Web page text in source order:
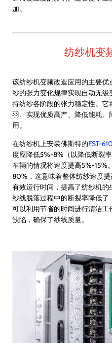
加。
纺纱机变
该纺纱机变频改造应用的主要
纱的张力变化规律实现自动无
持纺纱各阶段的张力稳定性。
羽、实现优质高产、降低能耗
用。
在纺纱机上安装佛斯特的FST-
度应降低5%-8%（以降低断裂
车辆的情况将速度提高5%-15%
80%，这意味着整体纺纱速度
有效运行时间，提高了纺纱机的
纱线脱落过程中的断裂率降低
可以利用节省的时间进行清洁
缺陷，确保了纱线质量。